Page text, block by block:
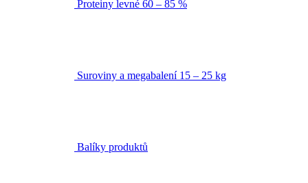
Proteiny levné 60 – 85 %
Suroviny a megabalení 15 – 25 kg
Balíky produktů